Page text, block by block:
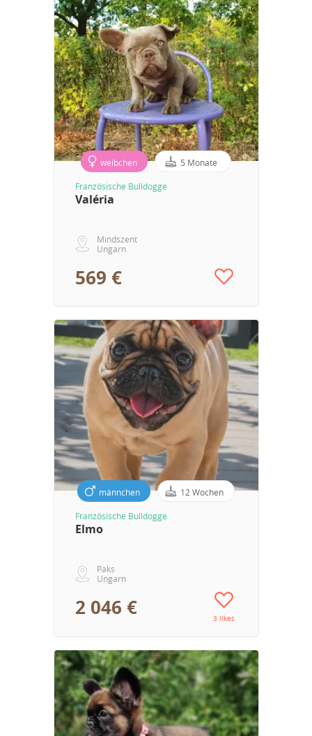
weibchen 5 Monate
Französische Bulldogge
Valéria
Mindszent
Ungarn
569 €
männchen 12 Wochen
Französische Bulldogge
Elmo
Paks
Ungarn
2 046 € 3 likes